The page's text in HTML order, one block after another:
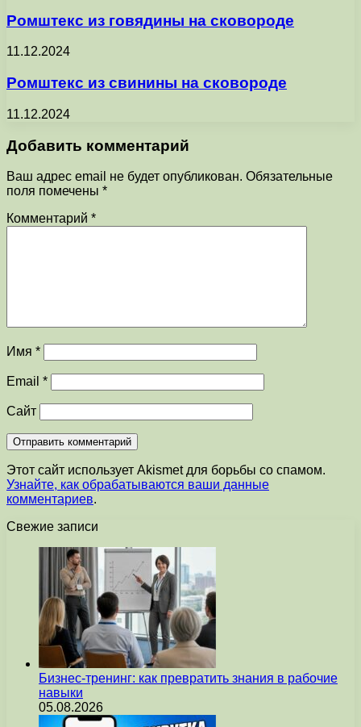
Ромштекс из говядины на сковороде
11.12.2024
Ромштекс из свинины на сковороде
11.12.2024
Добавить комментарий
Ваш адрес email не будет опубликован. Обязательные
поля помечены *
Комментарий *
Имя *
Email *
Сайт
Этот сайт использует Akismet для борьбы со спамом.
Узнайте, как обрабатываются ваши данные
комментариев.
Свежие записи
Бизнес-тренинг: как превратить знания в рабочие
навыки
05.08.2026